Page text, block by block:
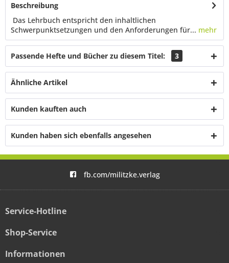
Beschreibung
Das Lehrbuch entspricht den inhaltlichen
Schwerpunktsetzungen und den Anforderungen für... mehr
Passende Hefte und Bücher zu diesem Titel: 3
Ähnliche Artikel
Kunden kauften auch
Kunden haben sich ebenfalls angesehen
fb.com/militzke.verlag
Service-Hotline
Shop-Service
Informationen